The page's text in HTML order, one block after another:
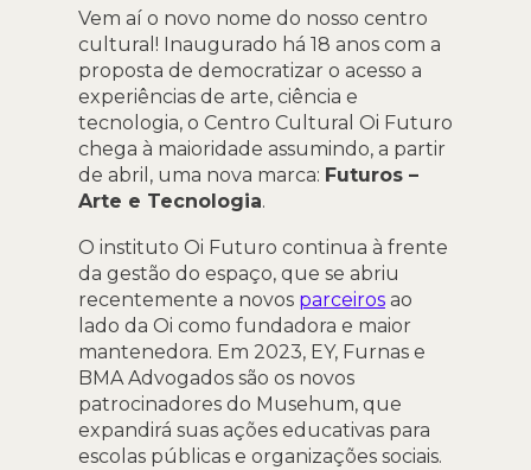
Vem aí o novo nome do nosso centro
cultural! Inaugurado há 18 anos com a
proposta de democratizar o acesso a
experiências de arte, ciência e
tecnologia, o Centro Cultural Oi Futuro
chega à maioridade assumindo, a partir
de abril, uma nova marca: Futuros –
Arte e Tecnologia.
O instituto Oi Futuro continua à frente
da gestão do espaço, que se abriu
recentemente a novos parceiros ao
lado da Oi como fundadora e maior
mantenedora. Em 2023, EY, Furnas e
BMA Advogados são os novos
patrocinadores do Musehum, que
expandirá suas ações educativas para
escolas públicas e organizações sociais.